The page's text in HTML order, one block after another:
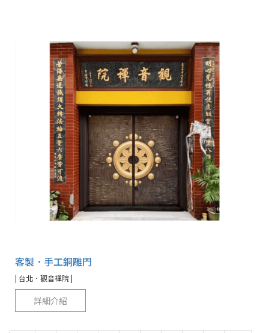
客製．手工銅雕門
| 台北．觀音禪院 |
詳細介紹